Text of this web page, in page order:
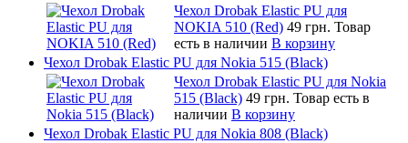
Чехол Drobak Elastic PU для
NOKIA 510 (Red) 49 грн. Товар
есть в наличии В корзину
Чехол Drobak Elastic PU для Nokia 515 (Black)
Чехол Drobak Elastic PU для Nokia
515 (Black) 49 грн. Товар есть в
наличии В корзину
Чехол Drobak Elastic PU для Nokia 808 (Black)